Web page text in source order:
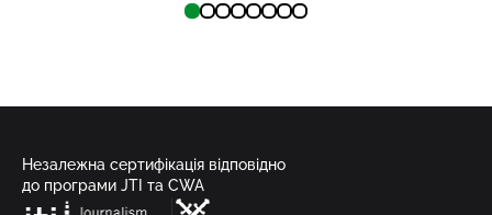
Незалежна сертифікація відповідно
до програми JTI та CWA